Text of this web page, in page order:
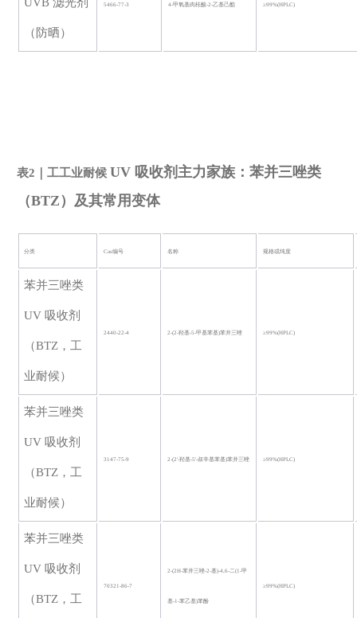
（防晒）
5466-77-3 4-甲氧基肉桂酸-2-乙基己酯 ≥99%(HPLC)
表2｜工工业耐候 UV 吸收剂主力家族：苯并三唑类
（BTZ）及其常用变体
分类 Cas编号 名称 规格或纯度
苯并三唑类
UV 吸收剂
（BTZ，工
业耐候）
2440-22-4 2-(2-羟基-5-甲基苯基)苯并三唑 ≥99%(HPLC)
苯并三唑类
UV 吸收剂
（BTZ，工
业耐候）
3147-75-9 2-(2'-羟基-5'-叔辛基苯基)苯并三唑 ≥99%(HPLC)
苯并三唑类
UV 吸收剂
（BTZ，工
70321-86-7
2-(2H-苯并三唑-2-基)-4,6-二(1-甲
基-1-苯乙基)苯酚
≥99%(HPLC)